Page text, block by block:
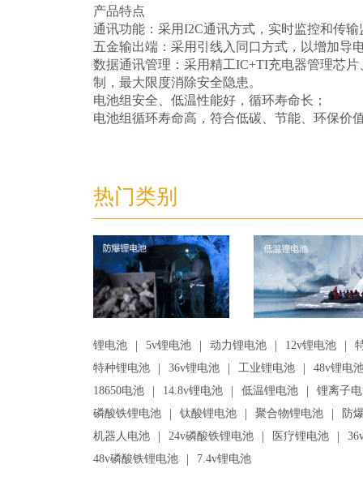
产品特点
通讯功能：采用I2C通讯方式，实时监控和传
五金输出端：采用引线入同口方式，以增加导
数据通讯管理：采用精工IC+TI充电器管理芯
制，最大限度消除安全隐患。
电池组安全、低温性能好，循环寿命长；
电池组循环寿命高，符合低碳、节能、环保价
热门类别
锂电池 | 5v锂电池 | 动力锂电池 | 12v锂电池 |
特种锂电池
| 36v锂电池 | 工业锂电池 |
48v锂电
18650电池
| 14.8v锂电池 | 低温锂电池 |
锂离子
磷酸铁锂电池
| 钛酸锂电池 | 聚合物锂电池 |
防
机器人电池
| 24v磷酸铁锂电池 | 医疗锂电池 |
48v磷酸铁锂电池
| 7.4v锂电池